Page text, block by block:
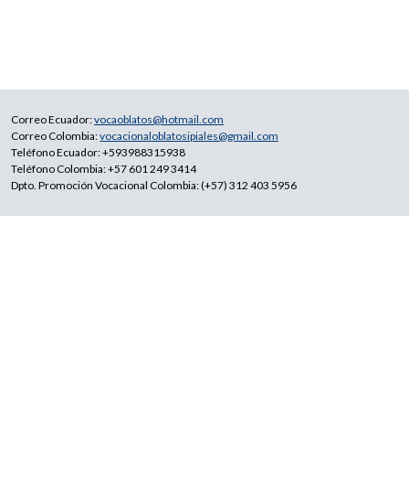
Correo Ecuador:vocaoblatos@hotmail.com
Correo Colombia:vocacionaloblatosipiales@gmail.com
Teléfono Ecuador: +593988315938
Teléfono Colombia: +57 601 249 3414
Dpto. Promoción Vocacional Colombia: (+57) 312 403 5956